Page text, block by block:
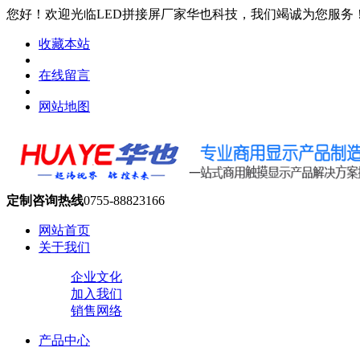
您好！欢迎光临LED拼接屏厂家华也科技，我们竭诚为您服务
收藏本站
在线留言
网站地图
定制咨询热线0755-88823166
网站首页
关于我们
企业文化
加入我们
销售网络
产品中心